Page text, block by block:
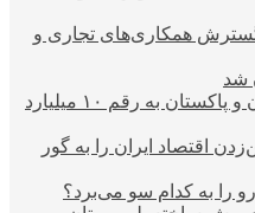
گسترش همکاری‌های تجاری و
شد
افزایش حجم تجارت بین ایران و پاکستان به رقم ۱۰ میلیارد
اقتصاد ایران را به گور
را به کدام سو می‌برد؟